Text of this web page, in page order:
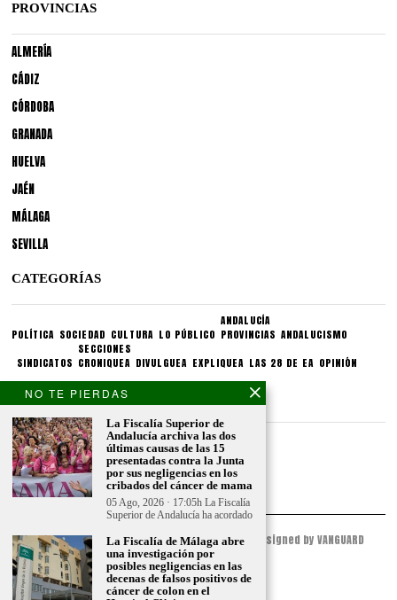
PROVINCIAS
ALMERÍA
CÁDIZ
CÓRDOBA
GRANADA
HUELVA
JAÉN
MÁLAGA
SEVILLA
CATEGORÍAS
POLÍTICA SOCIEDAD CULTURA LO PÚBLICO
ANDALUCÍA
PROVINCIAS ANDALUCISMO
SINDICATOS
SECCIONES
CRONIQUEA DIVULGUEA EXPLIQUEA LAS 28 DE EA OPINIÓN
CONDICIONES LEGALES
Aviso legal
Politica de privacidad
Politica de condiciones
© 2023 - ESPACIO ANDALUZ - All Rights Reserved. Designed by VANGUARD
PEAK
NO TE PIERDAS
La Fiscalía Superior de
Andalucía archiva las dos
últimas causas de las 15
presentadas contra la Junta
por sus negligencias en los
cribados del cáncer de mama
05 Ago, 2026 · 17:05h La Fiscalía
Superior de Andalucía ha acordado
La Fiscalía de Málaga abre
una investigación por
posibles negligencias en las
decenas de falsos positivos de
cáncer de colon en el